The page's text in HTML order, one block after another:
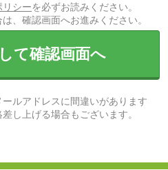
リシーを必ずお読みください。
、確認画面へお進みください。
て確認画面へ
ルアドレスに間違いがあります
し上げる場合もございます。